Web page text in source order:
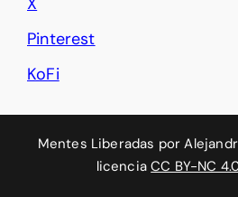
Pinterest
KoFi
Mentes Liberadas por
licenciaCC BY-NC